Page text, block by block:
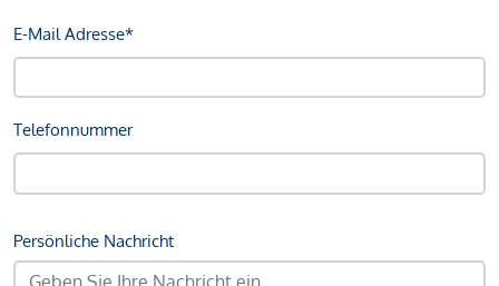
E-Mail Adresse*
Telefonnummer
Persönliche Nachricht